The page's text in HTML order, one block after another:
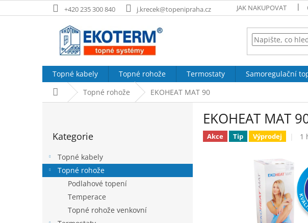
na
+420 235 300 840 j.krecek@topenipraha.cz JAK NAKUPOVAT
Topné kabely Topné rohože Termostaty Samoregulační
Domů Topné rohože EKOHEAT MAT 90
a
n
kategorie
Kategorie
Topné kabely
Topné rohože
Podlahové topení
Temperace
Topné rohože venkovní
EKOHEAT MAT
Akce Tip Výprodej
5
1